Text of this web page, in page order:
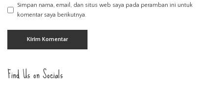
Simpan nama, email, dan situs web saya pada peramban ini untuk
komentar saya berikutnya.
Find Us on Socials